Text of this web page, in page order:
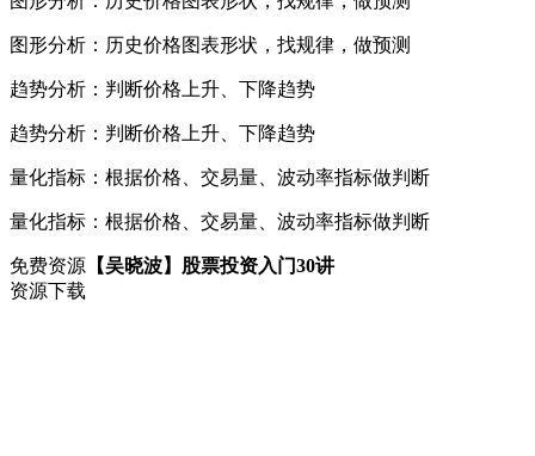
图形分析：历史价格图表形状，找规律，做预测
趋势分析：判断价格上升、下降趋势
趋势分析：判断价格上升、下降趋势
量化指标：根据价格、交易量、波动率指标做判断
量化指标：根据价格、交易量、波动率指标做判断
免费资源 【吴晓波】股票投资入门30讲
资源下载